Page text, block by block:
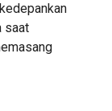
saat